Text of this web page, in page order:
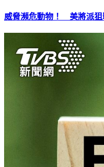
威脅瀕危動物！ 美將派狙